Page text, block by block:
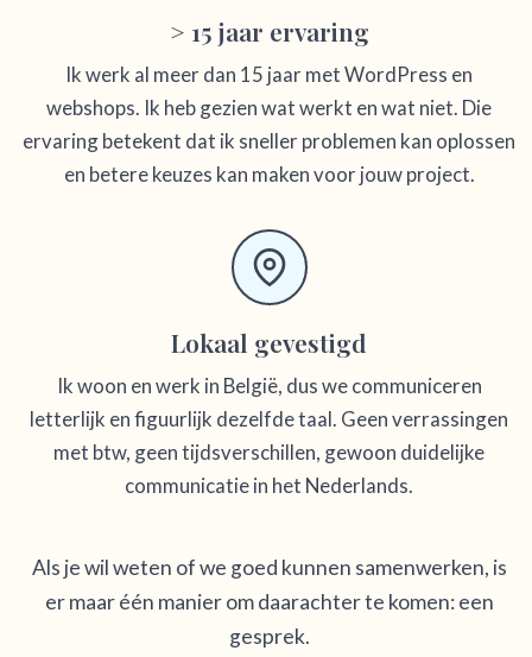
> 15 jaar ervaring
Ik werk al meer dan 15 jaar met WordPress en
webshops. Ik heb gezien wat werkt en wat niet. Die
ervaring betekent dat ik sneller problemen kan oplossen
en betere keuzes kan maken voor jouw project.
Lokaal gevestigd
Ik woon en werk in België, dus we communiceren
letterlijk en figuurlijk dezelfde taal. Geen verrassingen
met btw, geen tijdsverschillen, gewoon duidelijke
communicatie in het Nederlands.
Als je wil weten of we goed kunnen samenwerken, is
er maar één manier om daarachter te komen: een
gesprek.